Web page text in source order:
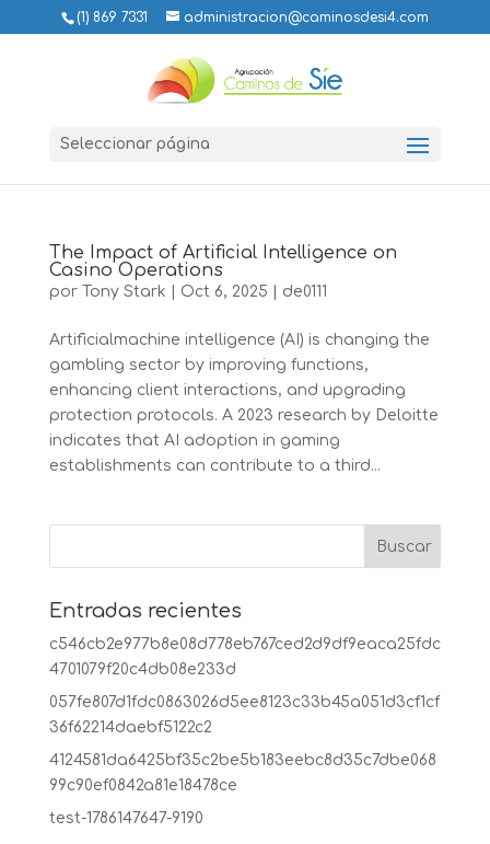
(1) 869 7331 administracion@caminosdesi4.com
Seleccionar página
The Impact of Artificial Intelligence on
Casino Operations
por Tony Stark Oct 6, 2025 de0111
Artificialmachine intelligence (AI) is changing the
gambling sector by improving functions,
enhancing client interactions, and upgrading
protection protocols. A 2023 research by Deloitte
indicates that AI adoption in gaming
establishments can contribute to a third...
Entradas recientes
c546cb2e977b8e08d778eb767ced2d9df9eaca25fdc
4701079f20c4db08e233d
057fe807d1fdc0863026d5ee8123c33b45a051d3cf1cf
36f62214daebf5122c2
4124581da6425bf35c2be5b183eebc8d35c7dbe068
99c90ef0842a81e18478ce
test-1786147647-9190